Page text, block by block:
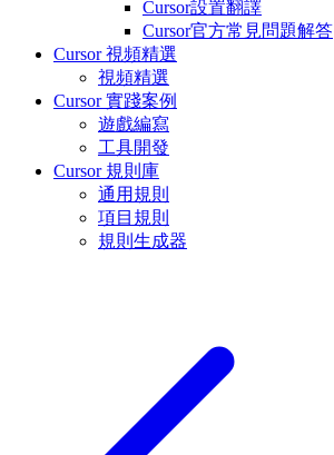
Cursor設置翻譯
Cursor官方常見問題解答
Cursor 視頻精選
視頻精選
Cursor 實踐案例
遊戲編寫
工具開發
Cursor 規則庫
通用規則
項目規則
規則生成器